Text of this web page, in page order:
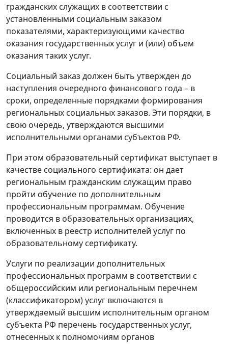
гражданских служащих в соответствии с
установленными социальным заказом
показателями, характеризующими качество
оказания государственных услуг и (или) объем
оказания таких услуг.
Социальный заказ должен быть утвержден до
наступления очередного финансового года – в
сроки, определенные порядками формирования
региональных социальных заказов. Эти порядки, в
свою очередь, утверждаются высшими
исполнительными органами субъектов РФ.
При этом образовательный сертификат выступает в
качестве социального сертификата: он дает
региональным гражданским служащим право
пройти обучение по дополнительным
профессиональным программам. Обучение
проводится в образовательных организациях,
включенных в реестр исполнителей услуг по
образовательному сертификату.
Услуги по реализации дополнительных
профессиональных программ в соответствии с
общероссийским или региональным перечнем
(классификатором) услуг включаются в
утверждаемый высшим исполнительным органом
субъекта РФ перечень государственных услуг,
отнесенных к полномочиям органов